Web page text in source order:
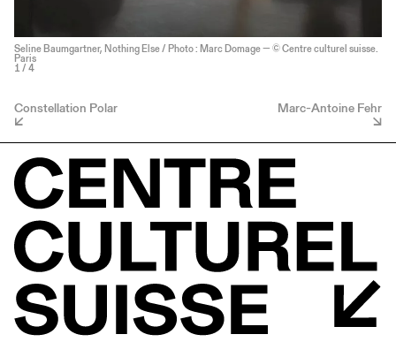
Seline Baumgartner, Nothing Else / Photo : Marc Domage — © Centre culturel suisse.
Paris
1 / 4
Constellation Polar Marc-Antoine Fehr